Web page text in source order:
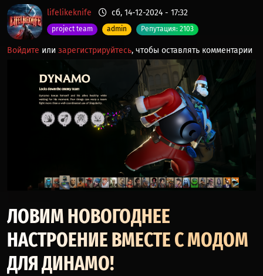
lifelikeknife сб, 14-12-2024 - 17:32
project team admin Репутация: 2103
Войдите или зарегистрируйтесь, чтобы оставлять комментарии
ЛОВИМ НОВОГОДНЕЕ
НАСТРОЕНИЕ ВМЕСТЕ С МОДОМ
ДЛЯ ДИНАМО!